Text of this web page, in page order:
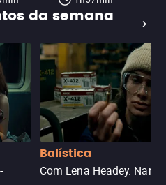
da semana
Balística
Com Lena Headey.